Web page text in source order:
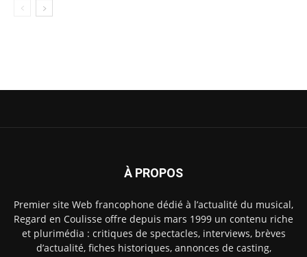
À PROPOS
Premier site Web francophone dédié à l’actualité du musical,
Regard en Coulisse offre depuis mars 1999 un contenu riche
et plurimédia : critiques de spectacles, interviews, brèves
d’actualité, fiches historiques, annonces de casting,